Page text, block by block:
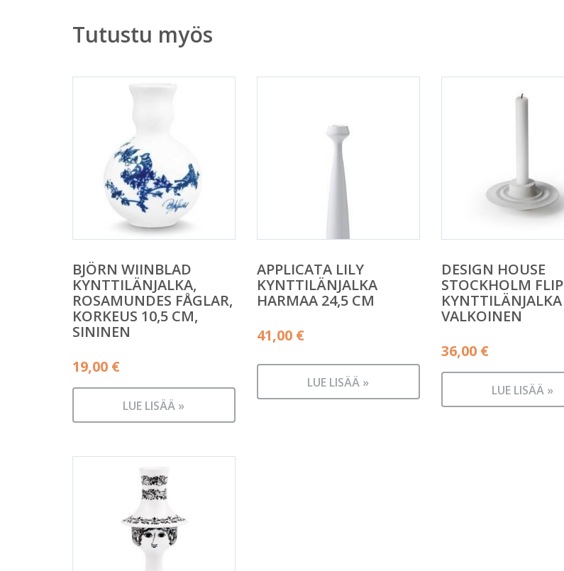
Tutustu myös
BJÖRN WIINBLAD
KYNTTILÄNJALKA,
ROSAMUNDES FÅGLAR,
KORKEUS 10,5 CM,
SININEN
19,00 €
LUE LISÄÄ »
APPLICATA LILY
KYNTTILÄNJALKA
HARMAA 24,5 CM
41,00 €
LUE LISÄÄ »
DESIGN HOUSE
STOCKHOLM FLIP
KYNTTILÄNJALKA
VALKOINEN
36,00 €
LUE LISÄÄ »